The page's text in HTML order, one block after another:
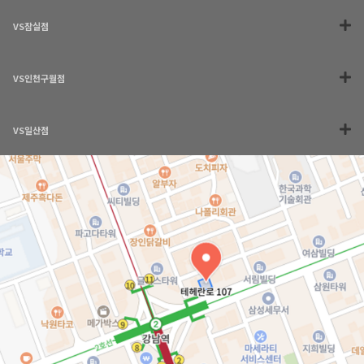
VS잠실점
VS인천구월점
VS일산점